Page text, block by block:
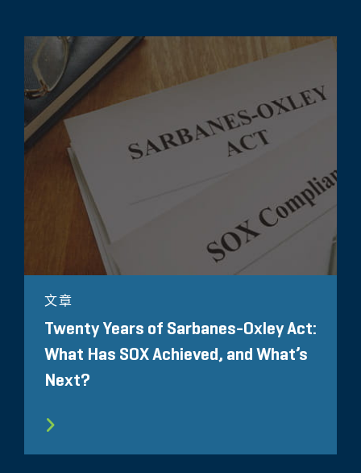
文章
Twenty Years of Sarbanes-Oxley Act:
What Has SOX Achieved, and What’s
Next?